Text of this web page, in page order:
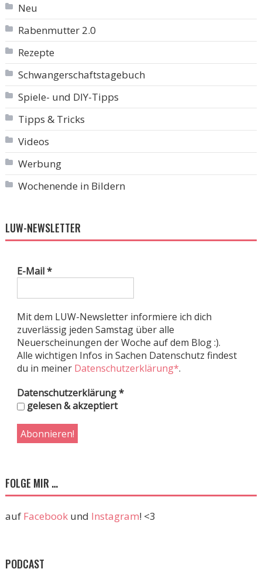
Neu
Rabenmutter 2.0
Rezepte
Schwangerschaftstagebuch
Spiele- und DIY-Tipps
Tipps & Tricks
Videos
Werbung
Wochenende in Bildern
LUW-NEWSLETTER
E-Mail*
Mit dem LUW-Newsletter informiere ich dich
zuverlässig jeden Samstag über alle
Neuerscheinungen der Woche auf dem Blog :).
Alle wichtigen Infos in Sachen Datenschutz findest
du in meiner Datenschutzerklärung*.
Datenschutzerklärung*
gelesen & akzeptiert
FOLGE MIR …
auf Facebookund Instagram! <3
PODCAST